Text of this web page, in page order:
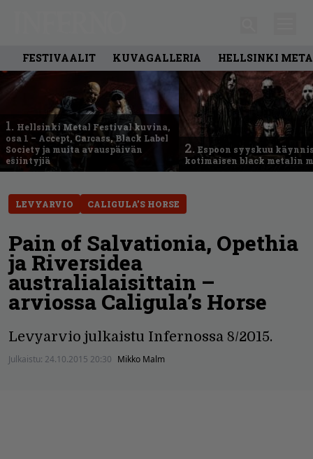
FESTIVAALIT KUVAGALLERIA HELLSINKI
1. Hellsinki Metal Festival kuvina,
osa 1 – Accept, Carcass, Black Label
Society ja muita avauspäivän
esiintyjiä
2. Espoon syyskuu
kotimaisen black metalin
LEVYARVIO CALIGULA’S HORSE
Pain of Salvationia, Opethia
ja Riversidea
australialaisittain –
arviossa Caligula’s Horse
Levyarvio julkaistu Infernossa 8/2015.
Julkaistu: 24.10.2015 20:30 Mikko Malm